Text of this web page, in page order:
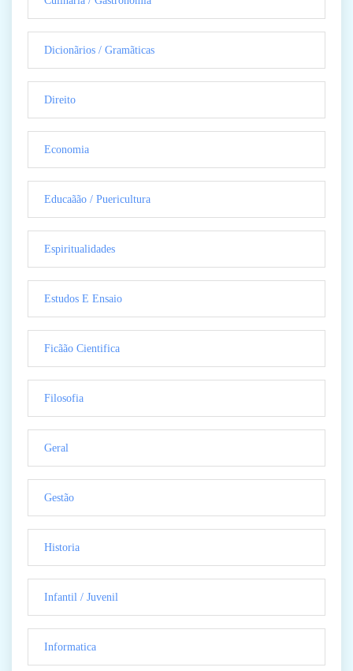
Dicionãrios / Gramãticas
Direito
Economia
Educaãão / Puericultura
Espiritualidades
Estudos E Ensaio
Ficãão Cientifica
Filosofia
Geral
Gestão
Historia
Infantil / Juvenil
Informatica